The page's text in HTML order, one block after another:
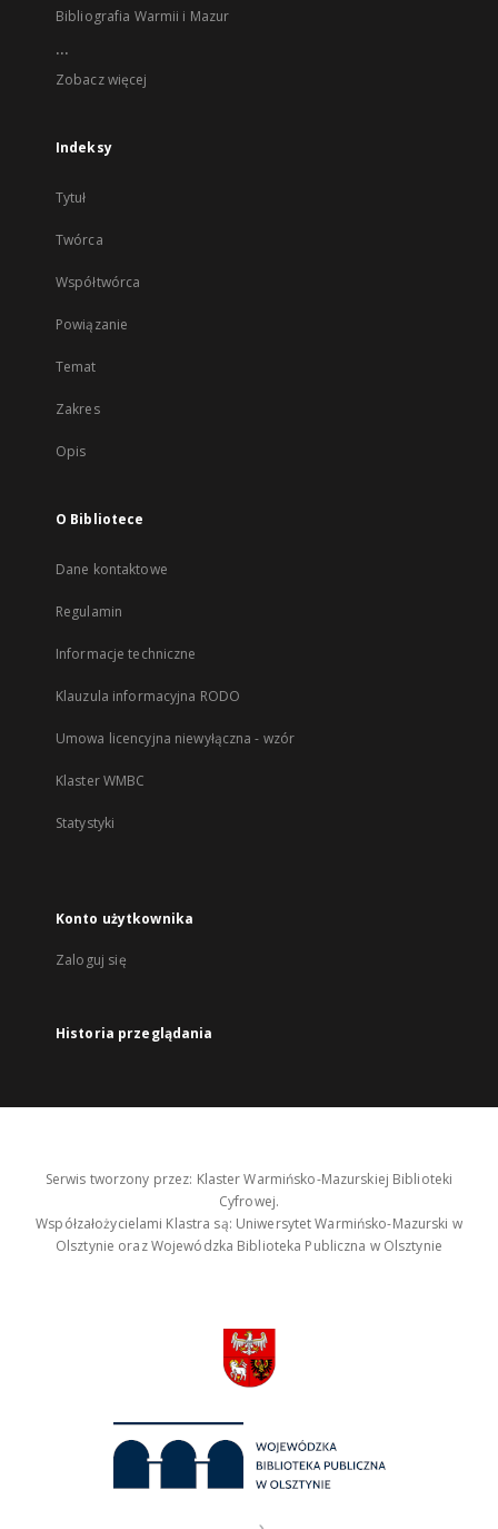
Bibliografia Warmii i Mazur
...
Zobacz więcej
Indeksy
Tytuł
Twórca
Współtwórca
Powiązanie
Temat
Zakres
Opis
O Bibliotece
Dane kontaktowe
Regulamin
Informacje techniczne
Klauzula informacyjna RODO
Umowa licencyjna niewyłączna - wzór
Klaster WMBC
Statystyki
Konto użytkownika
Zaloguj się
Historia przeglądania
Serwis tworzony przez: Klaster Warmińsko-Mazurskiej Biblioteki
Cyfrowej.
Współzałożycielami Klastra są: Uniwersytet Warmińsko-Mazurski w
Olsztynie oraz Wojewódzka Biblioteka Publiczna w Olsztynie